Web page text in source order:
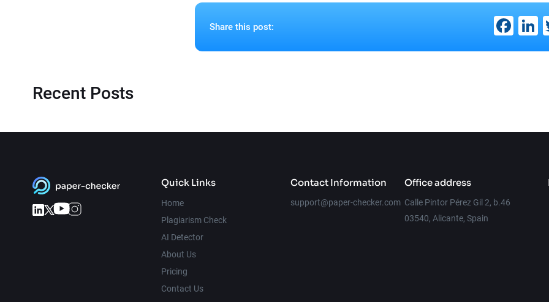
Share this post:
Recent Posts
Quick Links
Home
Plagiarism Check
AI Detector
About Us
Pricing
Contact Us
Contact Information
support@paper-checker.com
Office address
Calle Pintor Pérez Gil 2, b.46
03540, Alicante, Spain